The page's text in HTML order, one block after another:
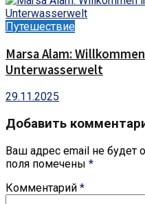
Путешествие
Marsa Alam:
Unterwasserwelt
29.11.2025
Добавить
Ваш адрес email не будет
поля помечены *
Комментарий *